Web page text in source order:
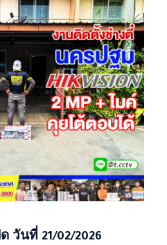
วันที่ 21/02/2026